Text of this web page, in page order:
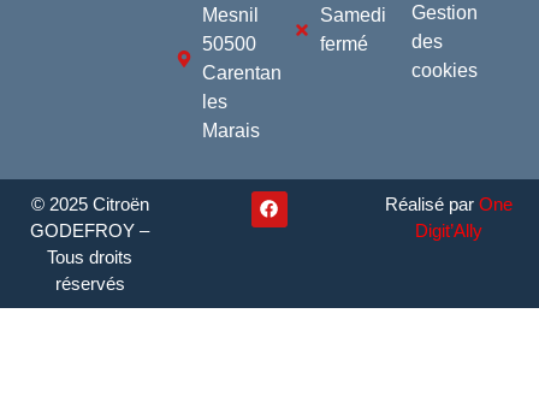
Mesnil
50500
Carentan
les
Marais
Samedi
fermé
Gestion
des
cookies
© 2025 Citroën
GODEFROY –
Tous droits
réservés
Réalisé parOne
Digit’Ally